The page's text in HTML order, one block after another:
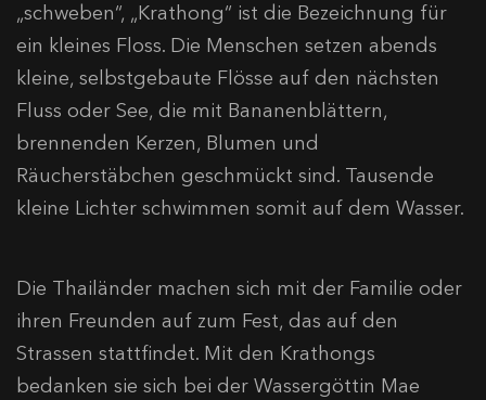
„schweben“, „Krathong“ ist die Bezeichnung für
ein kleines Floss. Die Menschen setzen abends
kleine, selbstgebaute Flösse auf den nächsten
Fluss oder See, die mit Bananenblättern,
brennenden Kerzen, Blumen und
Räucherstäbchen geschmückt sind. Tausende
kleine Lichter schwimmen somit auf dem Wasser.
Die Thailänder machen sich mit der Familie oder
ihren Freunden auf zum Fest, das auf den
Strassen stattfindet. Mit den Krathongs
bedanken sie sich bei der Wassergöttin Mae